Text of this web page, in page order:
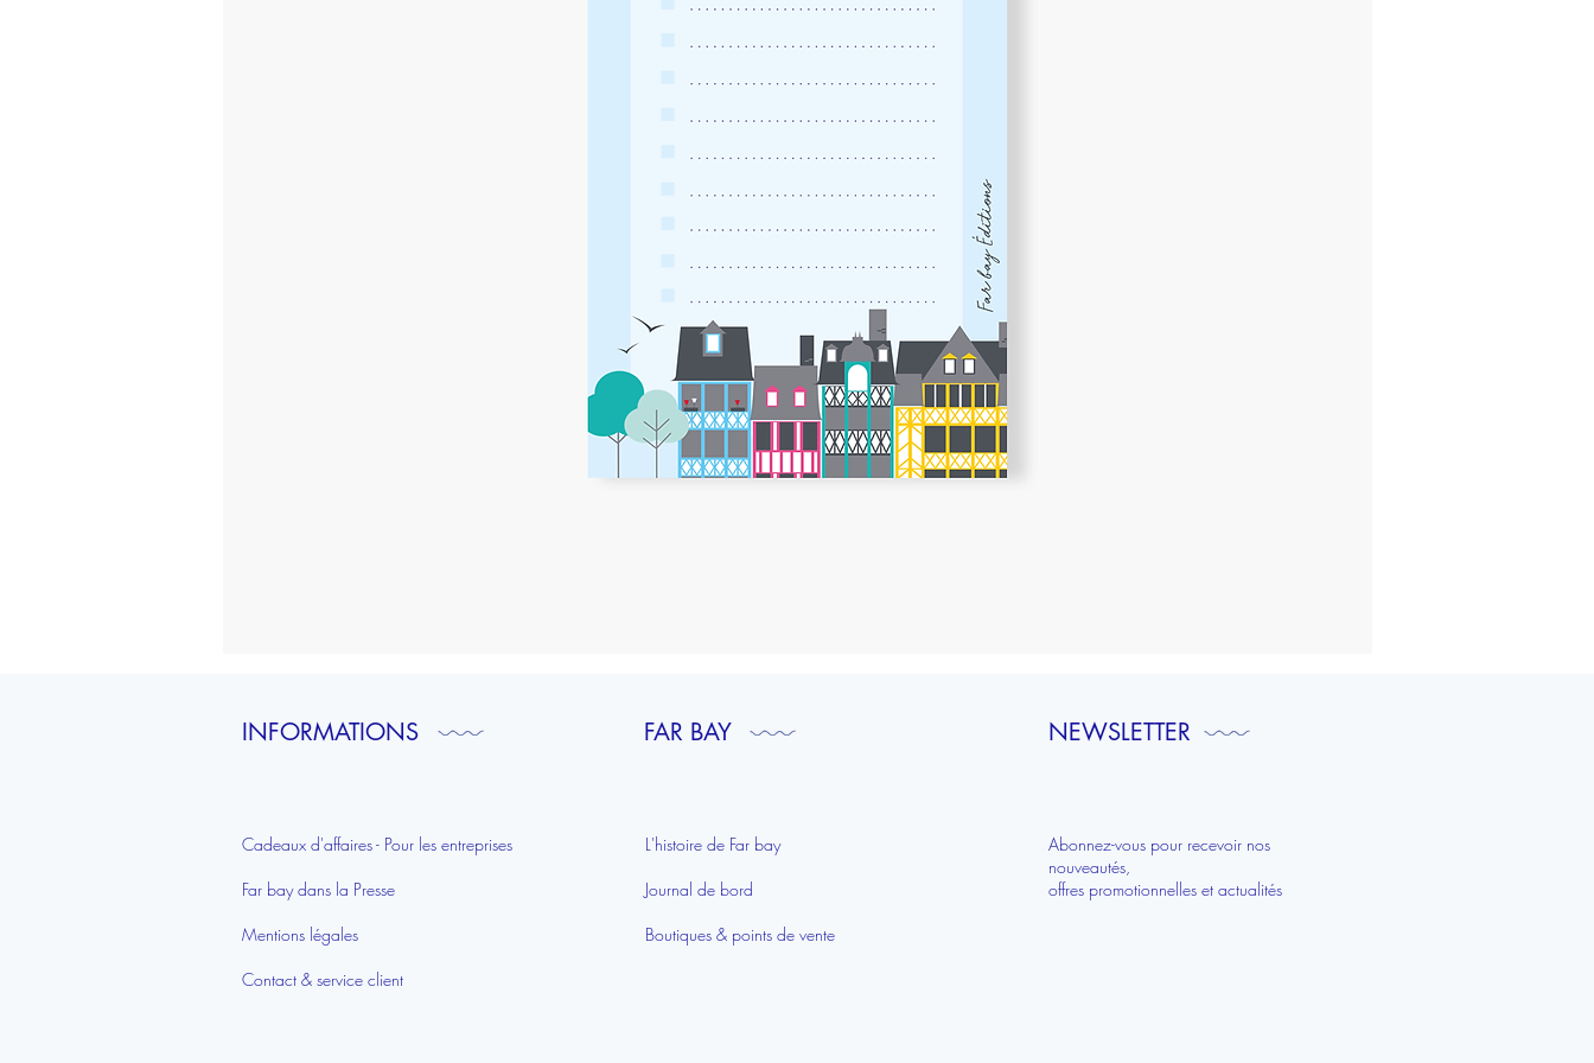
INFORMATIONS
Cadeaux d'affaires - Pour les entreprises
Far bay dans la Presse
Mentions légales
Contact & service client
FAR BAY
L'histoire de Far bay
Journal de bord
Boutiques & points de vente
NEWSLETTER
Abonnez-vous pour recevoir nos
nouveautés,
offres promotionnelles et actualités